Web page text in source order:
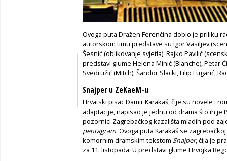
Ovoga puta Dražen Ferenčina dobio je priliku
autorskom timu predstave su Igor Vasiljev
Šesnić (oblikovanje svjetla), Rajko Pavilić
predstavi glume Helena Minić (Blanche), Petar
Svedružić (Mitch), Šandor Slacki, Filip Lugarić,
Snajper u ZeKaeM-u
Hrvatski pisac Damir Karakaš, čije su novele i
adaptacije, napisao je jednu od drama što ih
pozornici Zagrebačkog kazališta mladih pod
pentagram. Ovoga puta Karakaš se
komornim dramskim tekstom Snajper, čija je
za 11. listopada. U predstavi glume Hrvojka